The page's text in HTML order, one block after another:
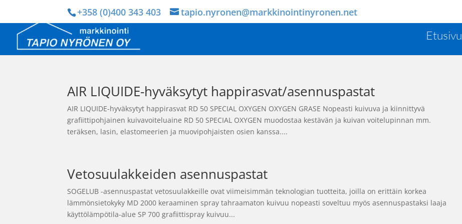
+358 (0)400 343 403 tapio.nyronen@markkinointinyronen.net
Etusivu
AIR LIQUIDE-hyväksytyt happirasvat/asennuspastat
AIR LIQUIDE-hyväksytyt happirasvat RD 50 SPECIAL OXYGEN OXYGEN GRASE Nopeasti kuivuva ja kiinnittyvä
grafiittipohjainen kuivavoiteluaine RD 50 SPECIAL OXYGEN muodostaa kestävän ja kuivan voitelupinnan mm.
teräksen, lasin, elastomeerien ja muovipohjaisten osien kanssa....
Vetosuulakkeiden asennuspastat
SOGELUB -asennuspastat vetosuulakkeille ovat viimeisimmän teknologian tuotteita, joilla on erittäin korkea
lämmönsietokyky MD 2000 keraaminen spray tahraamaton kuivuu nopeasti soveltuu myös asennuspastaksi laaja
käyttölämpötila-alue SP 700 grafiittispray kuivuu...